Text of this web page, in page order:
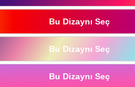
Bu Dizaynı Seç
Bu Dizaynı Seç
Bu Dizaynı Seç